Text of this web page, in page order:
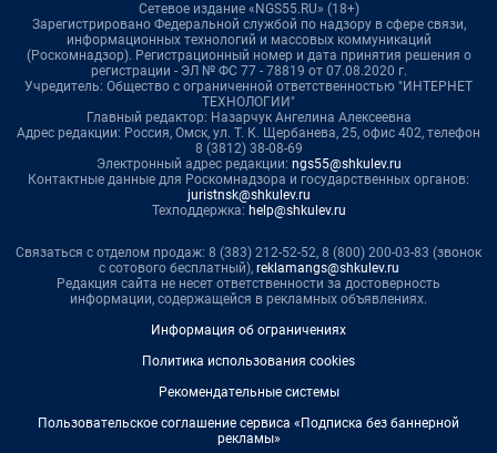
Сетевое издание «NGS55.RU» (18+)
Зарегистрировано Федеральной службой по надзору в сфере связи,
информационных технологий и массовых коммуникаций
(Роскомнадзор). Регистрационный номер и дата принятия решения о
регистрации - ЭЛ № ФС 77 - 78819 от 07.08.2020 г.
Учредитель: Общество с ограниченной ответственностью "ИНТЕРНЕТ
ТЕХНОЛОГИИ"
Главный редактор: Назарчук Ангелина Алексеевна
Адрес редакции: Россия, Омск, ул. Т. К. Щербанева, 25, офис 402, телефон
8 (3812) 38-08-69
Электронный адрес редакции: ngs55@shkulev.ru
Контактные данные для Роскомнадзора и государственных органов:
juristnsk@shkulev.ru
Техподдержка: help@shkulev.ru
Связаться с отделом продаж: 8 (383) 212-52-52, 8 (800) 200-03-83 (звонок
с сотового бесплатный), reklamangs@shkulev.ru
Редакция сайта не несет ответственности за достоверность
информации, содержащейся в рекламных объявлениях.
Информация об ограничениях
Политика использования cookies
Рекомендательные системы
Пользовательское соглашение сервиса «Подписка без баннерной
рекламы»